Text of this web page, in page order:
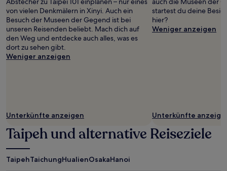
von vielen Denkmälern in Xinyi. Auch ein
Besuch der Museen der Gegend ist bei
unseren Reisenden beliebt. Mach dich auf
den Weg und entdecke auch alles, was es
dort zu sehen gibt.
Weniger anzeigen
Unterkünfte anzeigen
startest du deine
hier?
Weniger anzeigen
Unterkünfte
Taipeh und alternative Reiseziele
TaipehTaichungHualienOsakaHanoi